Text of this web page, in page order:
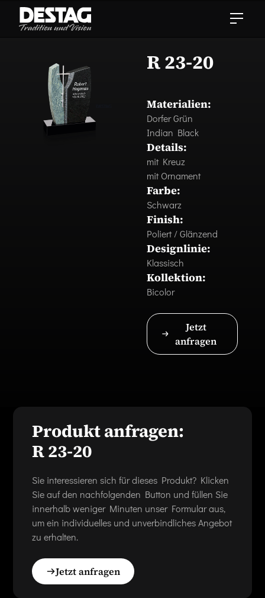
R 23-20
Materialien:
Dorfer Grün
Indian Black
Details:
mit Kreuz
mit Ornament
Farbe:
Schwarz
Finish:
Poliert / Glänzend
Designlinie:
Klassisch
Kollektion:
Bicolor
Jetzt
anfragen
Produkt anfragen:
R 23-20
Sie interessieren sich für dieses Produkt? Klicken
Sie auf den nachfolgenden Button und füllen Sie
innerhalb weniger Minuten unser Formular aus,
um ein individuelles und unverbindliches Angebot
zu erhalten.
Jetzt anfragen